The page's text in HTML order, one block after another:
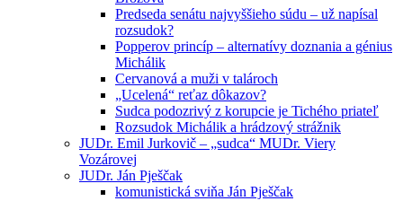
Predseda senátu najvyššieho súdu – už napísal
rozsudok?
Popperov princíp – alternatívy doznania a génius
Michálik
Cervanová a muži v talároch
„Ucelená“ reťaz dôkazov?
Sudca podozrivý z korupcie je Tichého priateľ
Rozsudok Michálik a hrádzový strážnik
JUDr. Emil Jurkovič – „sudca“ MUDr. Viery
Vozárovej
JUDr. Ján Pješčak
komunistická sviňa Ján Pješčak